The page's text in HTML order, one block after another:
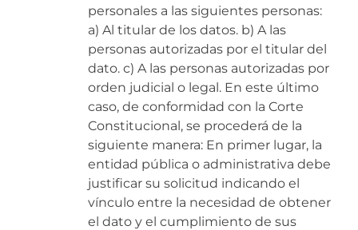
personales a las siguientes personas:
a) Al titular de los datos. b) A las
personas autorizadas por el titular del
dato. c) A las personas autorizadas por
orden judicial o legal. En este último
caso, de conformidad con la Corte
Constitucional, se procederá de la
siguiente manera: En primer lugar, la
entidad pública o administrativa debe
justificar su solicitud indicando el
vínculo entre la necesidad de obtener
el dato y el cumplimiento de sus